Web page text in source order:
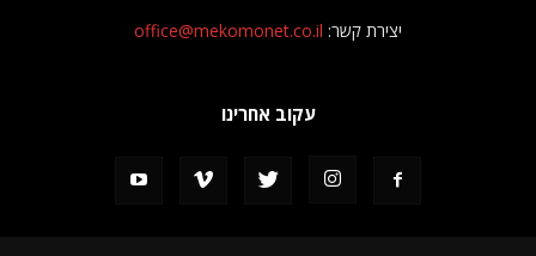
יצירת קשר: office@mekomonet.co.il
עקוב אחרינו